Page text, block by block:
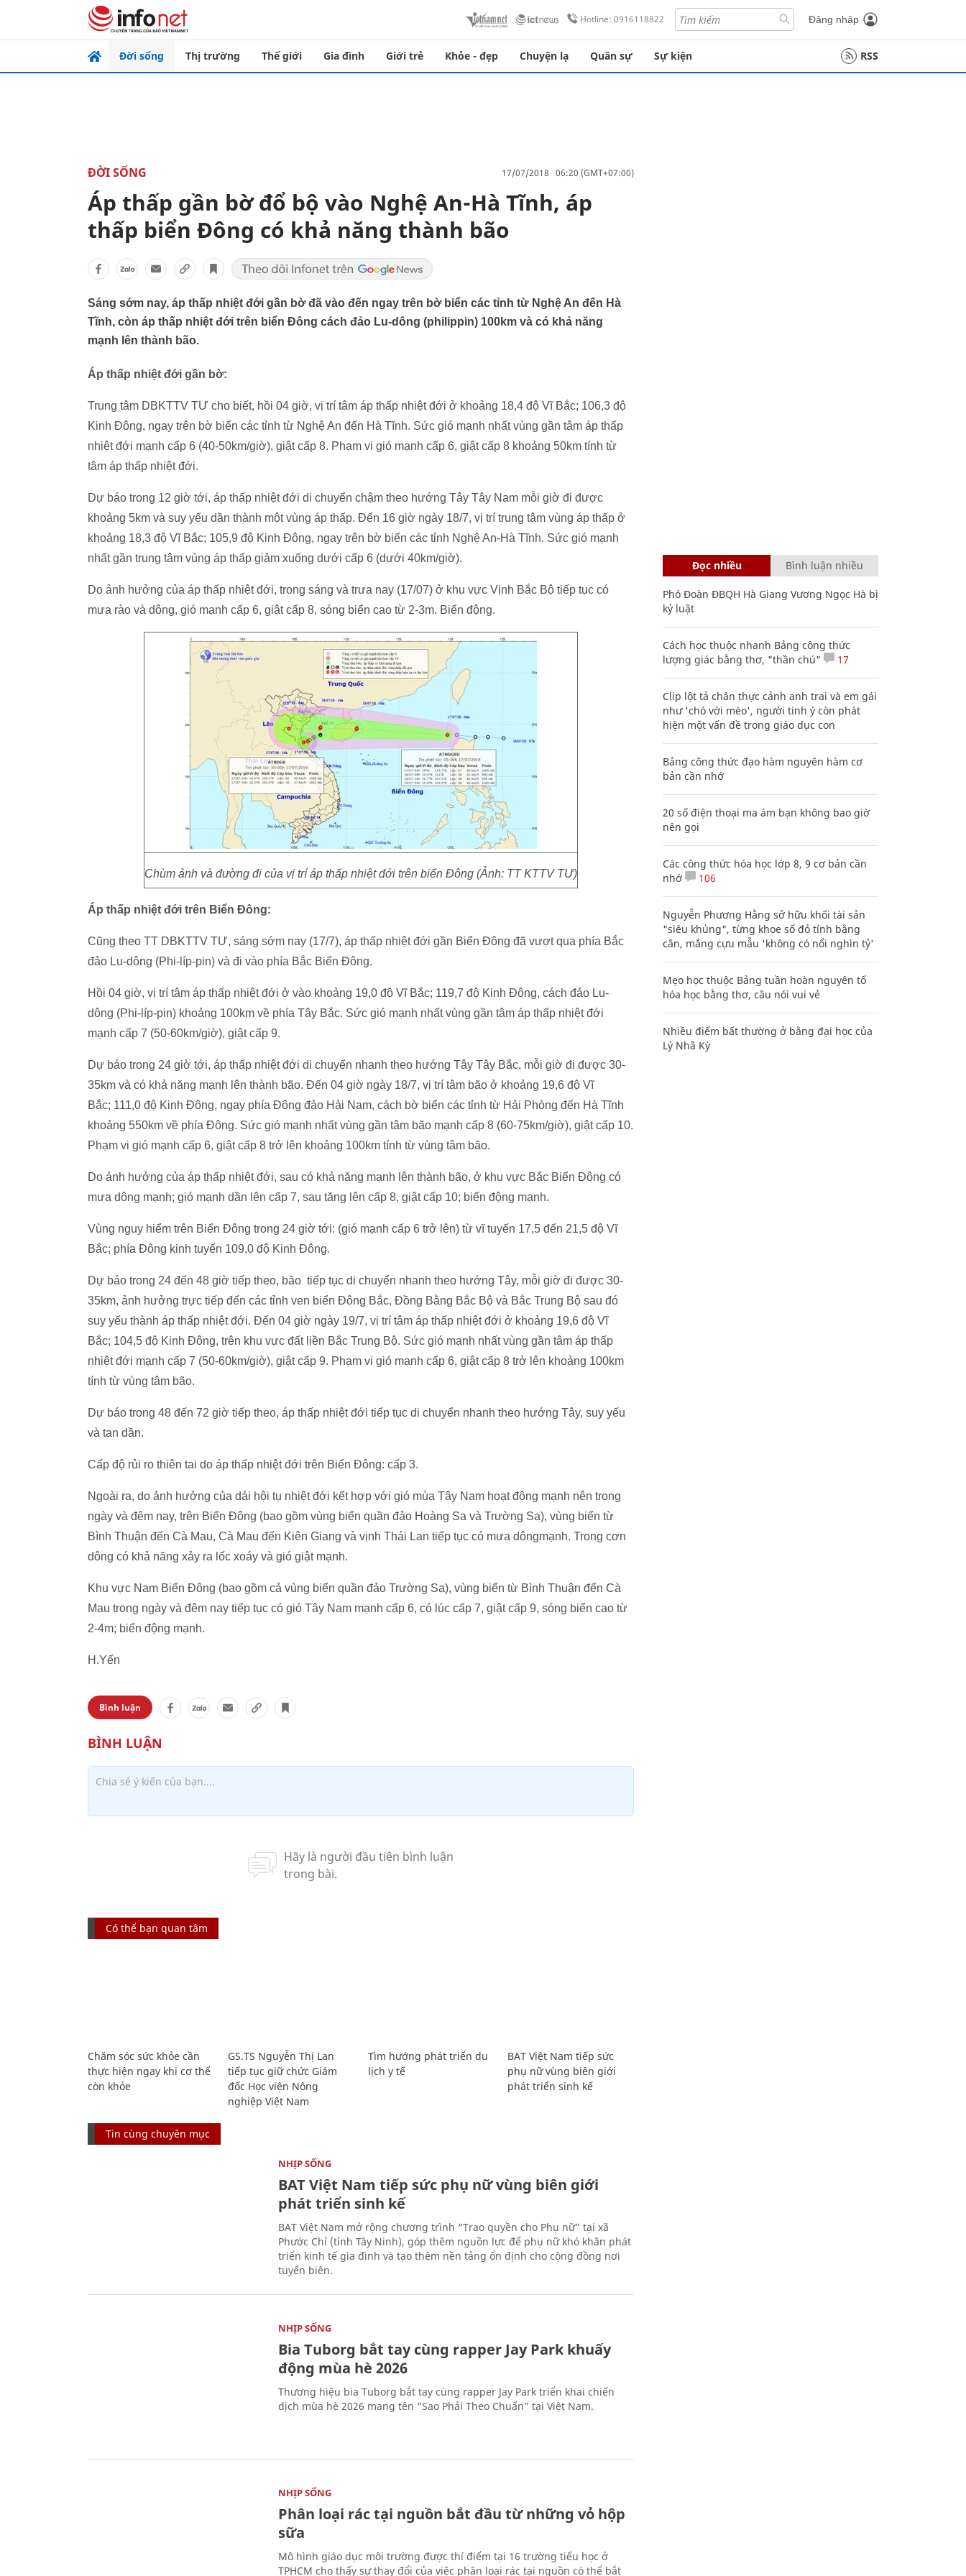
Hotline: 0916118822 Đăng nhập
Đời sống Thị trường Thế giới Gia đình Giới trẻ Khỏe - đẹp Chuyện lạ Quân sự Sự kiện RSS
ĐỜI SỐNG 17/07/2018 06:20 (GMT+07:00)
Áp thấp gần bờ đổ bộ vào Nghệ An-Hà Tĩnh, áp
thấp biển Đông có khả năng thành bão
Sáng sớm nay, áp thấp nhiệt đới gần bờ đã vào đến ngay trên bờ biển các tỉnh từ Nghệ An đến Hà
Tĩnh, còn áp thấp nhiệt đới trên biển Đông cách đảo Lu-dông (philippin) 100km và có khả năng
mạnh lên thành bão.
Áp thấp nhiệt đới gần bờ:
Trung tâm DBKTTV TƯ cho biết, hồi 04 giờ, vị trí tâm áp thấp nhiệt đới ở khoảng 18,4 độ Vĩ Bắc; 106,3 độ
Kinh Đông, ngay trên bờ biển các tỉnh từ Nghệ An đến Hà Tĩnh. Sức gió mạnh nhất vùng gần tâm áp thấp
nhiệt đới mạnh cấp 6 (40-50km/giờ), giật cấp 8. Phạm vi gió mạnh cấp 6, giật cấp 8 khoảng 50km tính từ
tâm áp thấp nhiệt đới.
Dự báo trong 12 giờ tới, áp thấp nhiệt đới di chuyển chậm theo hướng Tây Tây Nam mỗi giờ đi được
khoảng 5km và suy yếu dần thành một vùng áp thấp. Đến 16 giờ ngày 18/7, vị trí trung tâm vùng áp thấp ở
khoảng 18,3 độ Vĩ Bắc; 105,9 độ Kinh Đông, ngay trên bờ biển các tỉnh Nghệ An-Hà Tĩnh. Sức gió mạnh
nhất gần trung tâm vùng áp thấp giảm xuống dưới cấp 6 (dưới 40km/giờ).
Do ảnh hưởng của áp thấp nhiệt đới, trong sáng và trưa nay (17/07) ở khu vực Vịnh Bắc Bộ tiếp tục có
mưa rào và dông, gió mạnh cấp 6, giật cấp 8, sóng biển cao từ 2-3m. Biển động.
Chùm ảnh và đường đi của vị trí áp thấp nhiệt đới trên biển Đông (Ảnh: TT KTTV TƯ)
Áp thấp nhiệt đới trên Biển Đông:
Cũng theo TT DBKTTV TƯ, sáng sớm nay (17/7), áp thấp nhiệt đới gần Biển Đông đã vượt qua phía Bắc
đảo Lu-dông (Phi-líp-pin) và đi vào phía Bắc Biển Đông.
Hồi 04 giờ, vị trí tâm áp thấp nhiệt đới ở vào khoảng 19,0 độ Vĩ Bắc; 119,7 độ Kinh Đông, cách đảo Lu-
dông (Phi-líp-pin) khoảng 100km về phía Tây Bắc. Sức gió mạnh nhất vùng gần tâm áp thấp nhiệt đới
mạnh cấp 7 (50-60km/giờ), giật cấp 9.
Dự báo trong 24 giờ tới, áp thấp nhiệt đới di chuyển nhanh theo hướng Tây Tây Bắc, mỗi giờ đi được 30-
35km và có khả năng mạnh lên thành bão. Đến 04 giờ ngày 18/7, vị trí tâm bão ở khoảng 19,6 độ Vĩ
Bắc; 111,0 độ Kinh Đông, ngay phía Đông đảo Hải Nam, cách bờ biển các tỉnh từ Hải Phòng đến Hà Tĩnh
khoảng 550km về phía Đông. Sức gió mạnh nhất vùng gần tâm bão mạnh cấp 8 (60-75km/giờ), giật cấp 10.
Phạm vi gió mạnh cấp 6, giật cấp 8 trở lên khoảng 100km tính từ vùng tâm bão.
Do ảnh hưởng của áp thấp nhiệt đới, sau có khả năng mạnh lên thành bão, ở khu vực Bắc Biển Đông có
mưa dông mạnh; gió mạnh dần lên cấp 7, sau tăng lên cấp 8, giật cấp 10; biển động mạnh.
Vùng nguy hiểm trên Biển Đông trong 24 giờ tới: (gió mạnh cấp 6 trở lên) từ vĩ tuyến 17,5 đến 21,5 độ Vĩ
Bắc; phía Đông kinh tuyến 109,0 độ Kinh Đông.
Dự báo trong 24 đến 48 giờ tiếp theo, bão tiếp tục di chuyển nhanh theo hướng Tây, mỗi giờ đi được 30-
35km, ảnh hưởng trực tiếp đến các tỉnh ven biển Đông Bắc, Đồng Bằng Bắc Bộ và Bắc Trung Bộ sau đó
suy yếu thành áp thấp nhiệt đới. Đến 04 giờ ngày 19/7, vị trí tâm áp thấp nhiệt đới ở khoảng 19,6 độ Vĩ
Bắc; 104,5 độ Kinh Đông, trên khu vực đất liền Bắc Trung Bộ. Sức gió mạnh nhất vùng gần tâm áp thấp
nhiệt đới mạnh cấp 7 (50-60km/giờ), giật cấp 9. Phạm vi gió mạnh cấp 6, giật cấp 8 trở lên khoảng 100km
tính từ vùng tâm bão.
Dự báo trong 48 đến 72 giờ tiếp theo, áp thấp nhiệt đới tiếp tục di chuyển nhanh theo hướng Tây, suy yếu
và tan dần.
Cấp độ rủi ro thiên tai do áp thấp nhiệt đới trên Biển Đông: cấp 3.
Ngoài ra, do ảnh hưởng của dải hội tụ nhiệt đới kết hợp với gió mùa Tây Nam hoạt động mạnh nên trong
ngày và đêm nay, trên Biển Đông (bao gồm vùng biển quần đảo Hoàng Sa và Trường Sa), vùng biển từ
Bình Thuận đến Cà Mau, Cà Mau đến Kiên Giang và vịnh Thái Lan tiếp tục có mưa dôngmạnh. Trong cơn
dông có khả năng xảy ra lốc xoáy và gió giật mạnh.
Khu vực Nam Biển Đông (bao gồm cả vùng biển quần đảo Trường Sa), vùng biển từ Bình Thuận đến Cà
Mau trong ngày và đêm nay tiếp tục có gió Tây Nam mạnh cấp 6, có lúc cấp 7, giật cấp 9, sóng biển cao từ
2-4m; biển động mạnh.
H.Yến
Bình luận
Có thể bạn quan tâm
Chăm sóc sức khỏe cần
thực hiện ngay khi cơ thể
còn khỏe
GS.TS Nguyễn Thị Lan
tiếp tục giữ chức Giám
đốc Học viện Nông
nghiệp Việt Nam
Tìm hướng phát triển du
lịch y tế
BAT Việt Nam tiếp sức
phụ nữ vùng biên giới
phát triển sinh kế
Tin cùng chuyên mục
NHỊP SỐNG
BAT Việt Nam tiếp sức phụ nữ vùng biên giới
phát triển sinh kế
BAT Việt Nam mở rộng chương trình “Trao quyền cho Phụ nữ” tại xã
Phước Chỉ (tỉnh Tây Ninh), góp thêm nguồn lực để phụ nữ khó khăn phát
triển kinh tế gia đình và tạo thêm nền tảng ổn định cho cộng đồng nơi
tuyến biên.
NHỊP SỐNG
Bia Tuborg bắt tay cùng rapper Jay Park khuấy
động mùa hè 2026
Thương hiệu bia Tuborg bắt tay cùng rapper Jay Park triển khai chiến
dịch mùa hè 2026 mang tên "Sao Phải Theo Chuẩn” tại Việt Nam.
NHỊP SỐNG
Phân loại rác tại nguồn bắt đầu từ những vỏ hộp
sữa
Mô hình giáo dục môi trường được thí điểm tại 16 trường tiểu học ở
TPHCM cho thấy sự thay đổi của việc phân loại rác tại nguồn có thể bắt
Đọc nhiều Bình luận nhiều
Phó Đoàn ĐBQH Hà Giang Vương Ngọc Hà bị
kỷ luật
Cách học thuộc nhanh Bảng công thức
lượng giác bằng thơ, "thần chú"
17
Clip lột tả chân thực cảnh anh trai và em gái
như 'chó với mèo', người tinh ý còn phát
hiện một vấn đề trong giáo dục con
Bảng công thức đạo hàm nguyên hàm cơ
bản cần nhớ
20 số điện thoại ma ám bạn không bao giờ
nên gọi
Các công thức hóa học lớp 8, 9 cơ bản cần
nhớ
106
Nguyễn Phương Hằng sở hữu khối tài sản
"siêu khủng", từng khoe sổ đỏ tính bằng
cân, mắng cựu mẫu 'không có nổi nghìn tỷ'
Mẹo học thuộc Bảng tuần hoàn nguyên tố
hóa học bằng thơ, câu nói vui vẻ
Nhiều điểm bất thường ở bằng đại học của
Lý Nhã Kỳ